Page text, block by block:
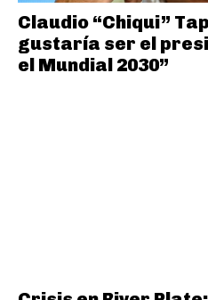
Claudio “Chiqui”
gustaría ser el
el Mundial 2030”